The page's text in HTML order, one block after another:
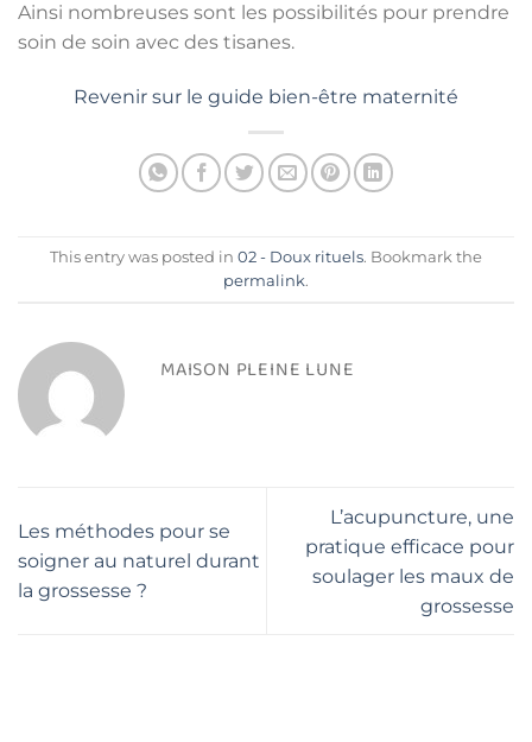
Ainsi nombreuses sont les possibilités pour prendre
soin de soin avec des tisanes.
Revenir sur le guide bien-être maternité
This entry was posted in 02 - Doux rituels. Bookmark the
permalink.
MAISON PLEINE LUNE
Les méthodes pour se
soigner au naturel durant
la grossesse ?
L’acupuncture, une
pratique efficace pour
soulager les maux de
grossesse